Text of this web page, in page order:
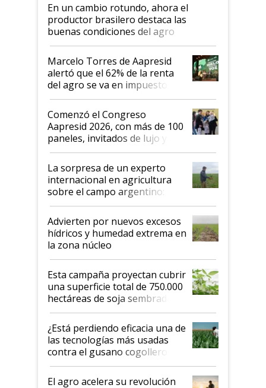
En un cambio rotundo, ahora el
productor brasilero destaca las
buenas condiciones del agro
argentino para invertir: "Los veo
más motivados"
Marcelo Torres de Aapresid
alertó que el 62% de la renta
del agro se va en impuestos:
"No es bueno que en
Argentina se sigan discutiendo
las mismas cosas de hace 50
años"
Comenzó el Congreso
Aapresid 2026, con más de 100
paneles, invitados de lujo y
todas las tendencias
La sorpresa de un experto
internacional en agricultura
sobre el campo argentino:
"Estoy muy impresionado"
Advierten por nuevos excesos
hídricos y humedad extrema en
la zona núcleo
Esta campaña proyectan cubrir
una superficie total de 750.000
hectáreas de soja sembradas
con una nueva generación de
variedades que marcan un
salto tecnológico en genética y
rendimiento
¿Está perdiendo eficacia una de
las tecnologías más usadas
contra el gusano cogollero? El
desafío de una tecnología clave
El agro acelera su revolución